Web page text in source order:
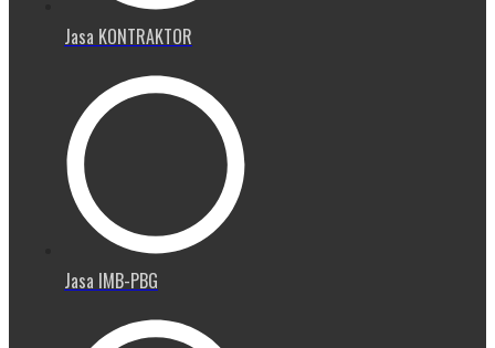
Jasa KONTRAKTOR
Jasa IMB-PBG